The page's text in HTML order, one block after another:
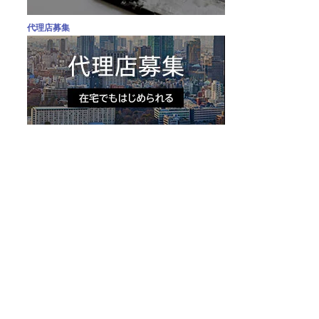
代理店募集